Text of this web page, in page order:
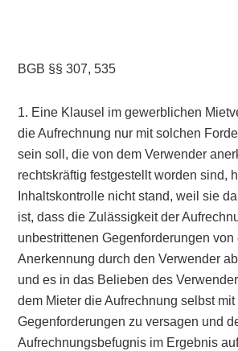
BGB §§ 307, 535
1. Eine Klausel im gewerblichen
die Aufrechnung nur mit solchen
sein soll, die von dem Verwender
rechtskräftig festgestellt worden sind,
Inhaltskontrolle nicht stand, weil sie
ist, dass die Zulässigkeit der
unbestrittenen Gegenforderungen von
Anerkennung durch den Verwender
und es in das Belieben des
dem Mieter die Aufrechnung selbst
Gegenforderungen zu versagen und
Aufrechnungsbefugnis im Ergebnis